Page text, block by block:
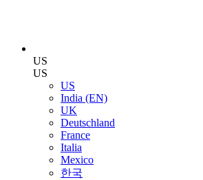
US
US
US
India (EN)
UK
Deutschland
France
Italia
Mexico
한국